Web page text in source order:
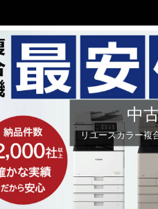
中
リユースカラー複